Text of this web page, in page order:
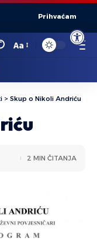
Open
Prihvaćam
Aa
> Skup o Nikoli Andriću
2 MIN ČITANJA